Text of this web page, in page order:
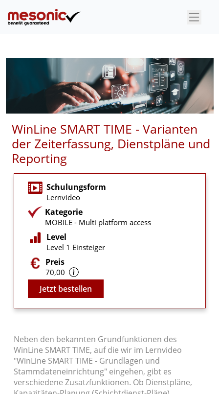
×
WinLine SMART TIME - Varianten
der Zeiterfassung, Dienstpläne und
Reporting
Schulungsform
Lernvideo
Kategorie
MOBILE - Multi platform access
Level
Level 1 Einsteiger
Preis
70,00
Video
Jetzt bestellen
Neben den bekannten Grundfunktionen des
WinLine SMART TIME, auf die wir im Lernvideo
"WinLine SMART TIME - Grundlagen und
Stammdateneinrichtung" eingehen, gibt es
verschiedene Zusatzfunktionen. Ob Dienstpläne,